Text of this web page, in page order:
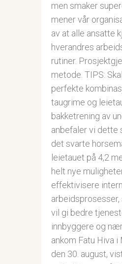
men smaker
mener vår
av at alle ansatte
hverandres
rutiner.
metode. TIPS:
perfekte
taugrime og
bakketrening av
anbefaler vi dette
det svarte
leietauet på 4,2
helt nye
effektivisere
vil gi bedre
innbyggere og
ankom Fatu Hiva i
den 30. august,